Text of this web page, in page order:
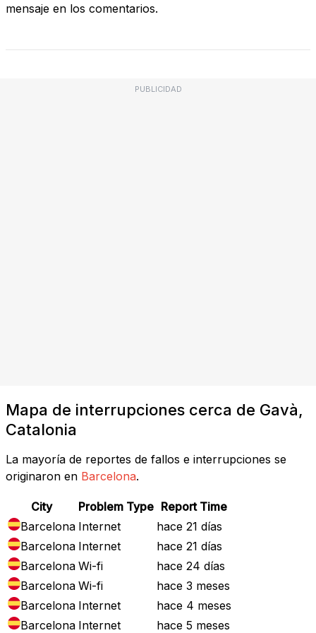
mensaje en los comentarios.
PUBLICIDAD
Mapa de interrupciones cerca de Gavà,
Catalonia
La mayoría de reportes de fallos e interrupciones se
originaron en Barcelona.
City Problem Type Report Time
Barcelona Internet
hace 21 días
Barcelona Internet
hace 21 días
Barcelona Wi-fi
hace 24 días
Barcelona Wi-fi
hace 3 meses
Barcelona Internet
hace 4 meses
Barcelona Internet hace 5 meses